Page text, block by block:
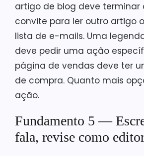
artigo de blog deve terminar
convite para ler outro artigo
lista de e-mails. Uma
deve pedir uma ação
página de vendas deve ter
de compra. Quanto mais
ação.
Fundamento 5 —
fala, revise como